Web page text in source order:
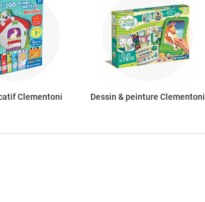
Clementoni Dessin & peinture Clementoni